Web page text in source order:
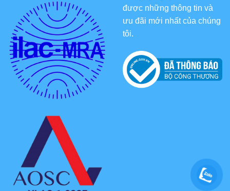
được những thông tin và
ưu đãi mới nhất của chúng
tôi.